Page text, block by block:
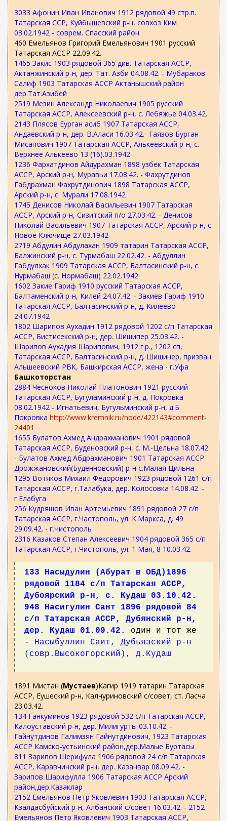
3033 Афонин Иван Иванович 1912 рядовой 49 стр.п.
Татарская ССР, Куйбышевский р-н, совхоз Ким
03.02.1942 - соврем. Спасский район
460 Емельянов Григорий Емельянович 1901 русский
Татарская АССР 22.09.42.
1465 Закис 1903 рядовой 365 див. Татарская АССР,
Актанжинский р-н, дер. Тат. Азби 04.08.42. - Мубараков
Салиф 1903 Татарская АССР Актанышский район
дер.Тат.Азибей
2519 Мезин Александр Николаевич 1905 русский
Татарская АССР, Алексеевский р-н, с. Лебяжье 04.03.42.
2143 Плясов Еурган асиб 1907 Татарская АССР,
Андаевский р-н, дер. В.Аласи 16.03.42.- Гаязов Бурган
Мисапович 1907 Татарская АССР, Алькеевский р-н, с.
Верхнее Алькеево 13 (16).03.1942
1236 Фархатдинов Айдурахман 1898 узбек Татарская
АССР, Арский р-н, Муравьи 17.08.42. - Фахрутдинов
Габдрахман Фахрутдинович 1898 Татарская АССР,
Арский р-н, с. Мурали 17.08.1942
1745 Денисов Николай Васильевич 1907 Татарская
АССР, Арский р-н, Сизитский п/о 27.03.42. - Денисов
Николай Васильевич 1907 Татарская АССР, Арский р-н, с.
Новое Ключище 27.03.1942
2719 Абдулин Абдулахан 1909 татарин Татарская АССР,
Балжинский р-н, с. Турмабаш 22.02.42. - Абдуллин
Габдулхак 1909 Татарская АССР, Балтасинский р-н, с.
Нурмабаш (с. Нормабаш) 22.02.1942
1602 Закие Гариф 1910 русский Татарская АССР,
Балтаменский р-н, Килей 24.07.42. - Закиев Гариф 1910
Татарская АССР, Балтасинский р-н, д. Килеево
24.07.1942
1802 Шарипов Аухадин 1912 рядовой 1202 с/п Татарская
АССР, Бистисекский р-н, дер. Шишипер 25.03.42. -
Шарипов Аухадия Шарипович, 1912 г.р., 1202 сп,
Татарская АССР, Балтасинский р-н, д. Шишинер, призван
Альшеевский РВК, Башкирская АССР, жена - г.Уфа
Башкоторстан
2884 Чесноков Николай Платонович 1921 русский
Татарская АССР, Бугуламинский р-н, д. Покровка
08.02.1942 - Игнатьевич, Бугульминский р-н, д.Б.
Покровка http://www.kremnik.ru/node/422143#comment-
24401
1655 Булатов Ахмед Андрахманович 1901 рядовой
Татарская АССР, Буденовский р-н, с. М.-Цельна 18.07.42.
- Булатов Ахмед Абдрахманович 1901 Татарская АССР
Дрожжановский(Буденновский) р-н с.Малая Цильна
1295 Вотяков Михаил Федорович 1923 рядовой 1261 с/п
Татарская АССР, г.Талабука, дер. Колосовка 14.08.42. -
г.Елабуга
256 Кудряшов Иван Артемьевич 1891 рядовой 27 с/п
Татарская АССР, г.Частополь, ул. К.Маркса, д. 49
29.09.42. - г.Чистополь
2316 Казаков Степан Алексеевич 1904 рядовой 365 с/п
Татарская АССР, г.Чистополь, ул. 1 Мая, 8 10.03.42.
133 Насыдулин (Абурат в ОБД)1896
рядовой 1184 с/п Татарская АССР,
Дубоярский р-н, с. Кудаш 03.10.42.
948 Насигулин Сант 1896 рядовой 84
с/п Татарская АССР, Дубянский р-н,
дер. Кудаш 01.09.42.
один и тот же
- Насыбуллин Саит, Дубьязский р-н
(совр.Высокогорский), д.Кудаш
1891 Мистан (Мустаев)Кагир 1919 татарин Татарская
АССР, Еушеский р-н, Калчуриновский с/совет, ст. Ласча
23.03.42.
134 Ганкуминов 1923 рядовой 532 с/п Татарская АССР,
Калоуставский р-н, дер. Милигурты 03.10.42. -
Гайнутдинов Галимзян Гайнутдинович, 1923 Татарская
АССР Камско-устьинский район,дер.Малые Буртасы
811 Зарипов Шерифула 1906 рядовой 24 с/п Татарская
АССР, Каравчинский р-н, дер. Казанвар 08.09.42. -
Зарипов Шарифулла 1906 Татарская АССР Арский
район,дер.Казаклар
2152 Емельянов Петр Яковлевич 1903 Татарская АССР,
Кзалдасбуйский р-н, Албанский с/совет 16.03.42. - 2152
Емельянов Петр Яковлевич 1903 Татарская АССР,